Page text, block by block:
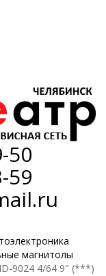
50
59
магнитолы
9024 4/64 9" (***)